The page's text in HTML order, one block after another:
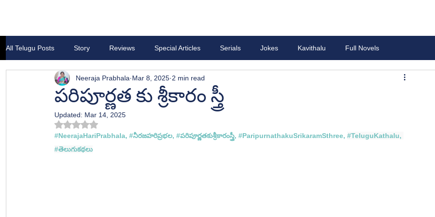
All Telugu Posts Story Reviews Special Articles Serials Jokes Kavithalu Full Novels
పరిపూర్ణత కు శ్రీకారం స్త్రీ
Neeraja Prabhala Mar 8, 2025 2 min read
Updated: Mar 14, 2025
Rated NaN out of 5 stars.
#NeerajaHariPrabhala, #నీరజహరిప్రభల, #పరిపూర్ణతకుశ్రీకారంస్త్రీ, #ParipurnathakuSrikaramSthree, #TeluguKathalu,
#తెలుగుకథలు